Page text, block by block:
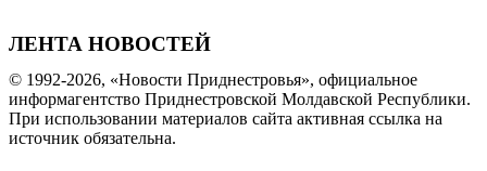
ЛЕНТА НОВОСТЕЙ
© 1992-2026, «Новости Приднестровья», официальное
информагентство Приднестровской Молдавской Республики.
При использовании материалов сайта активная ссылка на
источник обязательна.